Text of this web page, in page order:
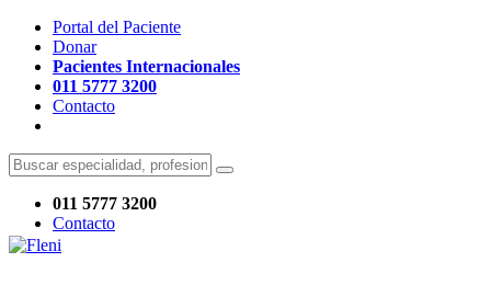
Portal del Paciente
Donar
Pacientes Internacionales
011 5777 3200
Contacto
011 5777 3200
Contacto